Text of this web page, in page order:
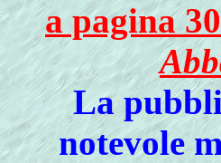
a pagina
La
notevole